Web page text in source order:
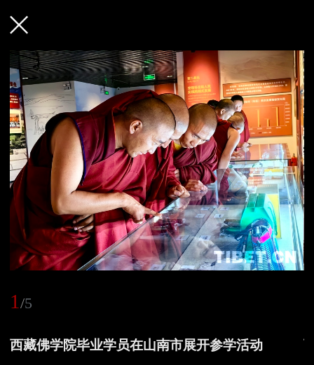
1/5
西藏佛学院毕业学员在山南市展开参学活动